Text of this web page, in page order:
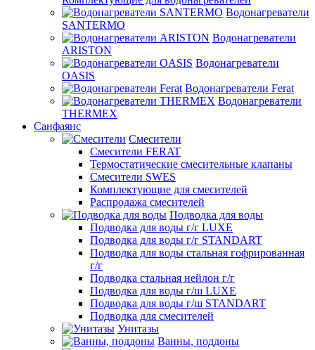
Водонагреватели
SANTERMO
Водонагреватели
ARISTON
Водонагреватели
OASIS
Водонагреватели Ferat
Водонагреватели
THERMEX
Санфаянс
Смесители
Смесители FERAT
Термостатические смесительные клапаны
Смесители SWES
Комплектующие для смесителей
Распродажа смесителей
Подводка для воды
Подводка для воды г/г LUXE
Подводка для воды г/г STANDART
Подводка для воды стальная гофрированная
г/г
Подводка стальная нейлон г/г
Подводка для воды г/ш LUXE
Подводка для воды г/ш STANDART
Подводка для смесителей
Унитазы
Ванны, поддоны